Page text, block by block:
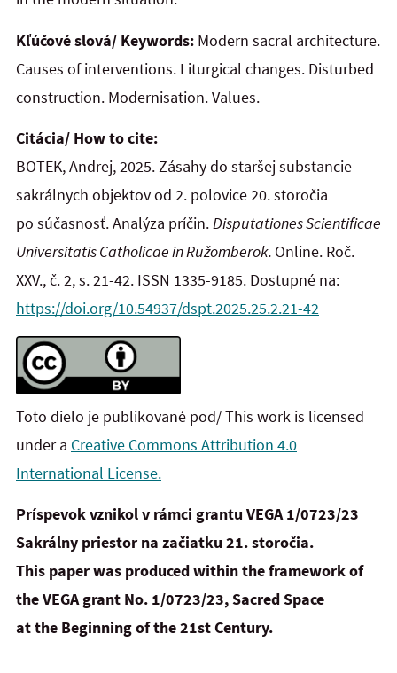
Kľúčové slová/ Keywords: Modern sacral architecture.
Causes of interventions. Liturgical changes. Disturbed
construction. Modernisation. Values.
Citácia/ How to cite:
BOTEK, Andrej, 2025. Zásahy do staršej substancie
sakrálnych objektov od 2. polovice 20. storočia
po súčasnosť. Analýza príčin.Disputationes Scientificae
Universitatis Catholicae in Ružomberok. Online. Roč.
XXV., č. 2, s. 21-42. ISSN 1335-9185. Dostupné na:
https://doi.org/10.54937/dspt.2025.25.2.21-42
Toto dielo je publikované pod/ This work is licensed
under a Creative Commons Attribution 4.0
International License.
Príspevok vznikol v rámci grantu VEGA 1/0723/23
Sakrálny priestor na začiatku 21. storočia.
This paper was produced within the framework of
the VEGA grant No. 1/0723/23, Sacred Space
atthe Beginning of the 21st Century.